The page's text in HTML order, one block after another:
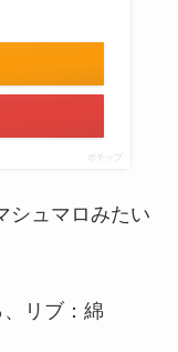
ポチップ
シュマロみたい
リブ：綿